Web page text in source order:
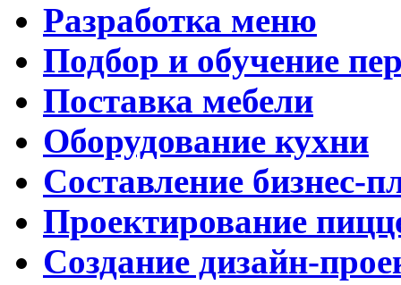
Разработка меню
Подбор и обучение
Поставка мебели
Оборудование кухни
Составление бизнес-
Проектирование
Создание дизайн-